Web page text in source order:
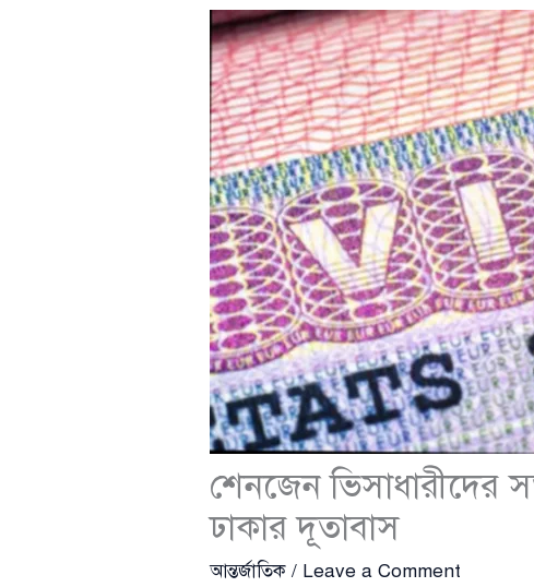
শেনজেন ভিসাধারীদের
ঢাকার দূতাবাস
আন্তর্জাতিক / Leave a Comment